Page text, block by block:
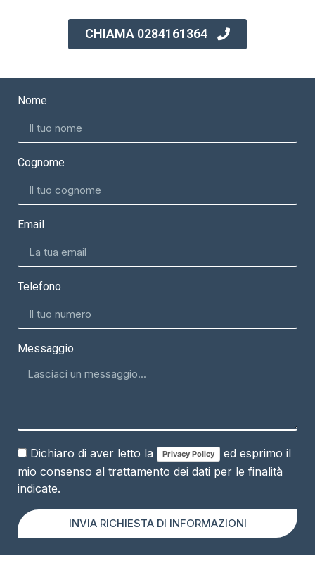
CHIAMA 0284161364
Nome
Cognome
Email
Telefono
Messaggio
Dichiaro di aver letto la Privacy Policy
ed esprimo il
mio consenso al trattamento dei dati per le finalità
indicate.
INVIA RICHIESTA DI INFORMAZIONI